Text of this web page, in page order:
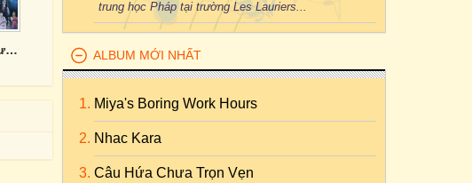
Một Thoáng Quê Hương 3 - CD1
trung học Pháp tại trường Les Lauriers...
ALBUM MỚI NHẤT
Miya's Boring Work Hours
Nhac Kara
Câu Hứa Chưa Trọn Vẹn